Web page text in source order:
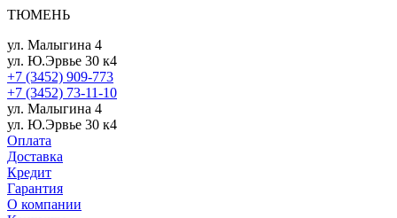
ТЮМЕНЬ
ул. Малыгина 4
ул. Ю.Эрвье 30 к4
+7 (3452) 909-773
+7 (3452) 73-11-10
ул. Малыгина 4
ул. Ю.Эрвье 30 к4
Оплата
Доставка
Кредит
Гарантия
О компании